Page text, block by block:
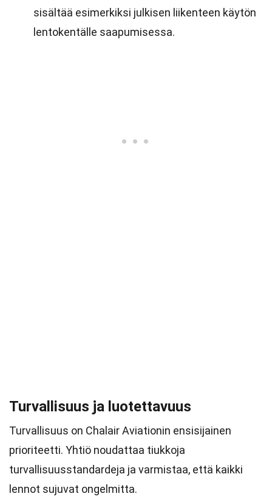
sisältää esimerkiksi julkisen liikenteen käytön
lentokentälle saapumisessa.
Turvallisuus ja luotettavuus
Turvallisuus on Chalair Aviationin ensisijainen
prioriteetti. Yhtiö noudattaa tiukkoja
turvallisuusstandardeja ja varmistaa, että kaikki
lennot sujuvat ongelmitta.